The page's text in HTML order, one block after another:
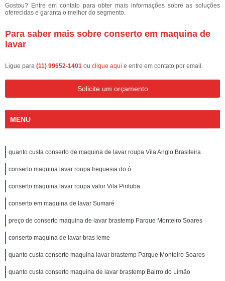
Gostou? Entre em contato para obter mais informações sobre as soluções
oferecidas e garanta o melhor do segmento.
Para saber mais sobre conserto em maquina de
lavar
Ligue para (11) 99652-1401 ou clique aqui e entre em contato por email.
Solicite um orçamento
MENU
quanto custa conserto de maquina de lavar roupa Vila Anglo Brasileira
conserto maquina lavar roupa freguesia do ó
conserto maquina lavar roupa valor Vila Pirituba
conserto em maquina de lavar Sumaré
preço de conserto maquina de lavar brastemp Parque Monteiro Soares
conserto maquina de lavar bras leme
quanto custa conserto maquina lavar brastemp Parque Monteiro Soares
quanto custa conserto maquina de lavar brastemp Bairro do Limão